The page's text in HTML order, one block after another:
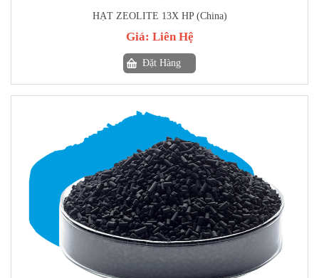
HẠT ZEOLITE 13X HP (China)
Giá: Liên Hệ
Đặt Hàng